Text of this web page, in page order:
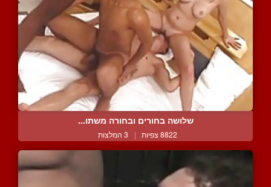
שלושה בחורים ובחורה משתו...
8822 צפיות | 3 המלצות